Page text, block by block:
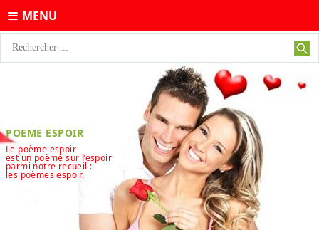
MENU
POEME ESPOIR
Le poème espoir
est un poème sur l’espoir
parmi notre recueil :
les poèmes espoir.